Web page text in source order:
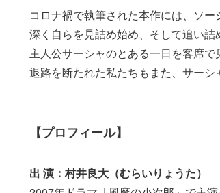
コロナ禍で執筆された本作には、ソ
深く自らを見詰め始め、そして追い詰
主人公サーシャのとある一日を客席で
退路を断たれた私たちもまた、サーシ
【プロフィール】
出 演：村井良大（むらいりょうた）